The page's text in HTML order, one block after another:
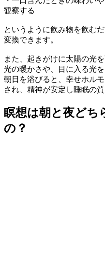
観察する
というように飲み物を飲む
変換できます。
また、起きがけに太陽の光
光の暖かさや、目に入る光
朝日を浴びると、幸せホル
され、精神が安定し睡眠の質
瞑想は朝と夜どち
の？